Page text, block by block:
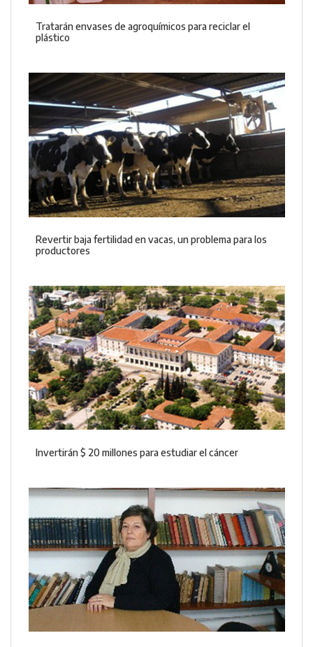
Tratarán envases de agroquímicos para reciclar el
plástico
Revertir baja fertilidad en vacas, un problema para los
productores
Invertirán $ 20 millones para estudiar el cáncer